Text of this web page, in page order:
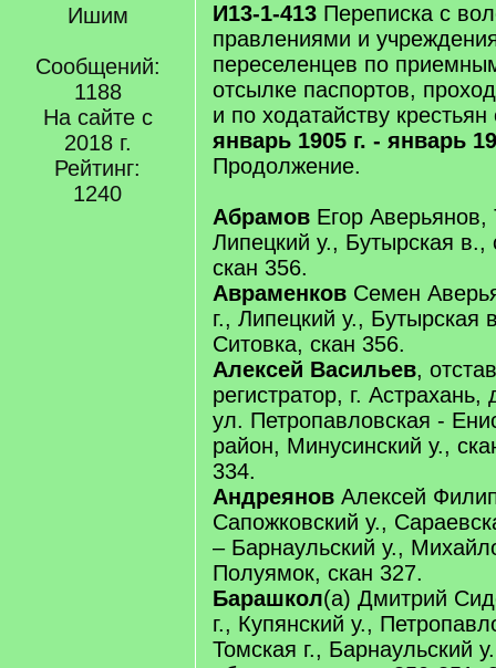
Ишим
Сообщений:
1188
На сайте с
2018 г.
Рейтинг:
1240
И13-1-413 Переписка с
правлениями и
переселенцев по
отсылке паспортов,
и по ходатайству
январь 1905 г. - январь
Продолжение.
Абрамов Егор Аверьянов,
Липецкий у., Бутырская
скан 356.
Авраменков Семен
г., Липецкий у., Бутырская
Ситовка, скан 356.
Алексей Васильев,
регистратор, г.
ул. Петропавловская -
район, Минусинский у.,
334.
Андреянов Алексей
Сапожковский у.,
– Барнаульский у.,
Полуямок, скан 327.
Барашкол(а) Дмитрий
г., Купянский у.,
Томская г., Барнаульский